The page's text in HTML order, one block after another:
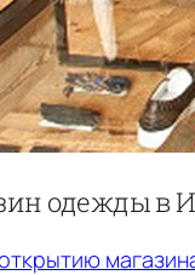
одежды в